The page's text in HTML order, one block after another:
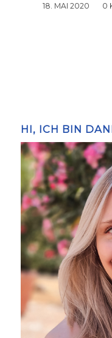
18. MAI 2020
/ 0
HI, ICH BIN